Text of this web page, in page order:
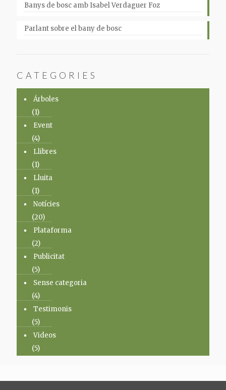
Banys de bosc amb Isabel Verdaguer Foz
Parlant sobre el bany de bosc
CATEGORIES
Árboles
(1)
Event
(4)
Llibres
(1)
Lluita
(1)
Notícies
(20)
Plataforma
(2)
Publicitat
(5)
Sense categoria
(4)
Testimonis
(5)
Videos
(5)